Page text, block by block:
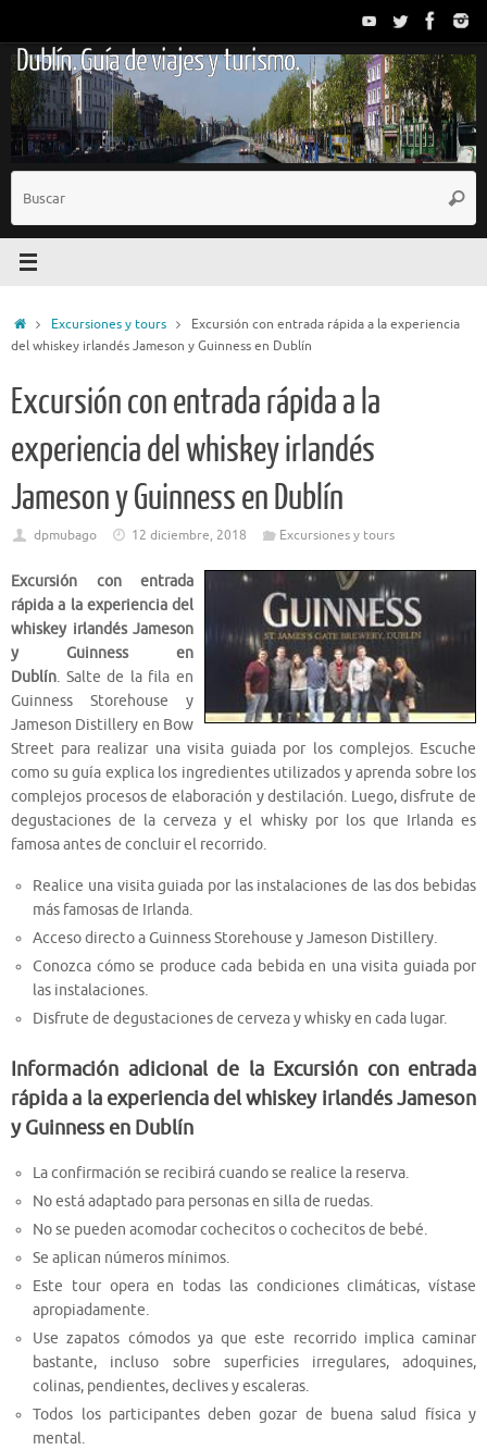
contenido
Dublín. Guía de viajes y turismo.
InicioExcursiones y tours
Excursión con entrada rápida a la experiencia
del whiskey irlandés Jameson y Guinness en Dublín
Excursión con entrada rápida a la
experiencia del whiskey irlandés
Jameson y Guinness en Dublín
dpmubago 12 diciembre, 2018 Excursiones y tours
Excursión con entrada
rápida a la experiencia del
whiskey irlandés Jameson
y Guinness en
Dublín. Salte de la fila en
Guinness Storehouse y
Jameson Distillery en Bow
Street para realizar una visita guiada por los complejos. Escuche
como su guía explica los ingredientes utilizados y aprenda sobre los
complejos procesos de elaboración y destilación. Luego, disfrute de
degustaciones de la cerveza y el whisky por los que Irlanda es
famosa antes de concluir el recorrido.
Realice una visita guiada por las instalaciones de las dos bebidas
más famosas de Irlanda.
Acceso directo a Guinness Storehouse y Jameson Distillery.
Conozca cómo se produce cada bebida en una visita guiada por
las instalaciones.
Disfrute de degustaciones de cerveza y whisky en cada lugar.
Información adicional de la Excursión con entrada
rápida a la experiencia del whiskey irlandés Jameson
y Guinness en Dublín
La confirmación se recibirá cuando se realice la reserva.
No está adaptado para personas en silla de ruedas.
No se pueden acomodar cochecitos o cochecitos de bebé.
Se aplican números mínimos.
Este tour opera en todas las condiciones climáticas, vístase
apropiadamente.
Use zapatos cómodos ya que este recorrido implica caminar
bastante, incluso sobre superficies irregulares, adoquines,
colinas, pendientes, declives y escaleras.
Todos los participantes deben gozar de buena salud física y
mental.